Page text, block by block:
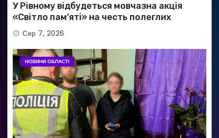
У Рівному відбудеться мовчазна акція
«Світло пам’яті» на честь полеглих
Захисників
Сер 7, 2026
НОВИНИ ОБЛАСТІ